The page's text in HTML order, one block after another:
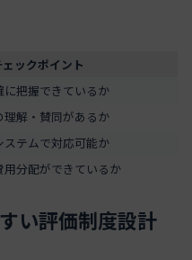
ェックポイント
把握できているか
解・賛同があるか
テムで対応可能か
分配ができているか
い評価制度設計